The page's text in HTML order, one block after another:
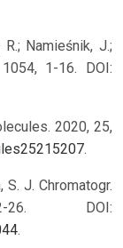
Namieśnik, J.;
1-16. DOI:
2020, 25,
.
S. J. Chromatogr.
DOI:
.